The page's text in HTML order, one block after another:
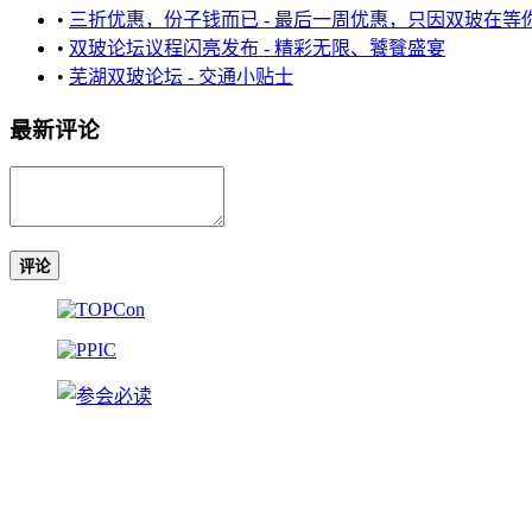
• 三折优惠，份子钱而已 - 最后一周优惠，只因双玻在等
• 双玻论坛议程闪亮发布 - 精彩无限、饕餮盛宴
• 芜湖双玻论坛 - 交通小贴士
最新评论
评论